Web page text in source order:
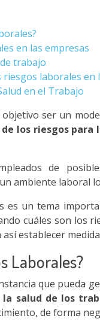
en las empresas
trabajo
riesgos laborales en
en el Trabajo
ser un
los riesgos
de
ambiente laboral
es un tema
cuáles son los
establecer
Laborales?
que pueda
la salud de los
de forma